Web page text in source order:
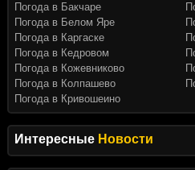
Интересные Новости
Погода в Бакчаре
Погода в Белом Яре
Погода в Каргаске
Погода в Кедровом
Погода в Кожевниково
Погода в Колпашево
Погода в Кривошеино